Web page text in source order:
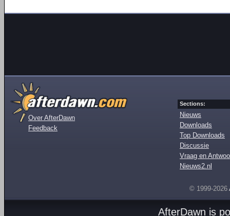
Over AfterDawn
Feedback
Sections:
Nieuws
Downloads
Top Downloads
Discussie
Vraag en
Nieuws2.nl
© 1999-2026
AfterDawn is